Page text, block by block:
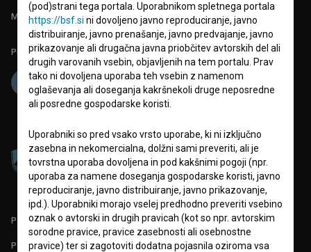
Mednarodna številka ISSN 2670-787X
Projekt sofinancira:
PARTNERJI
POGOJI UPORABE
(pod)strani tega portala. Uporabnikom spletnega portala
https://bsf.si ni dovoljeno javno reproduciranje, javno
distribuiranje, javno prenašanje, javno predvajanje, javno
prikazovanje ali drugačna javna priobčitev avtorskih del ali
drugih varovanih vsebin, objavljenih na tem portalu. Prav
tako ni dovoljena uporaba teh vsebin z namenom
oglaševanja ali doseganja kakršnekoli druge neposredne
ali posredne gospodarske koristi.
Uporabniki so pred vsako vrsto uporabe, ki ni izključno
zasebna in nekomercialna, dolžni sami preveriti, ali je
tovrstna uporaba dovoljena in pod kakšnimi pogoji (npr.
uporaba za namene doseganja gospodarske koristi, javno
reproduciranje, javno distribuiranje, javno prikazovanje,
ipd.). Uporabniki morajo vselej predhodno preveriti vsebino
oznak o avtorski in drugih pravicah (kot so npr. avtorskim
sorodne pravice, pravice zasebnosti ali osebnostne
pravice) ter si zagotoviti dodatna pojasnila oziroma vsa